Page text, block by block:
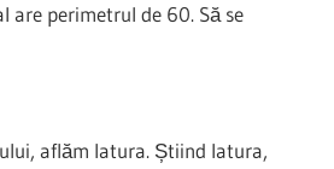
are perimetrul de 60. Să se
aflăm latura. Știind latura,